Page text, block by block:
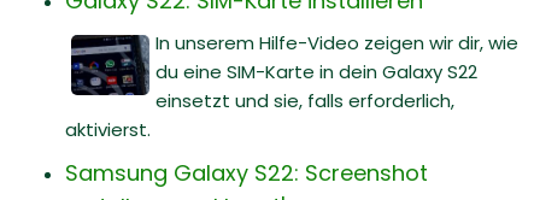
In unserem Hilfe-Video zeigen wir dir, wie
du eine SIM-Karte in dein Galaxy S22
einsetzt und sie, falls erforderlich,
aktivierst.
Samsung Galaxy S22: Screenshot